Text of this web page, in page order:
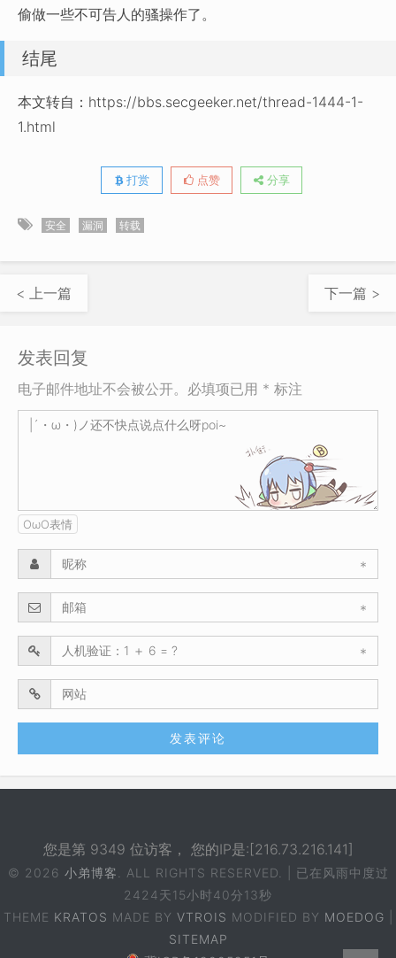
偷做一些不可告人的骚操作了。
结尾
本文转自：https://bbs.secgeeker.net/thread-1444-1-
1.html
打赏 点赞 分享
安全 漏洞 转载
< 上一篇 下一篇 >
发表回复
电子邮件地址不会被公开。必填项已用 * 标注
OωO表情
*
*
*
您是第 9349 位访客， 您的IP是:[216.73.216.141]
© 2026 小弟博客 . ALL RIGHTS RESERVED. | 已在风雨中度过
2424天15小时40分13秒
THEME KRATOS MADE BY VTROIS MODIFIED BY MOEDOG
SITEMAP